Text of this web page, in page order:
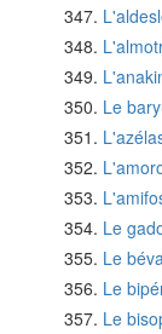
Le
Le
Le
Le
Le